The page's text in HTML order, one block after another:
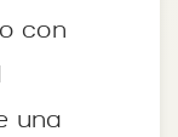
con
una